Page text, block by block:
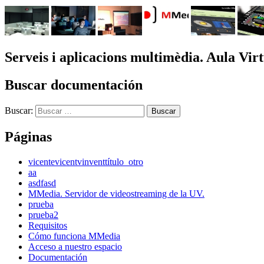
Serveis i aplicacions multimèdia. Aula
Buscar documentación
Buscar:
Páginas
vicentevicentvinventtítulo_otro
aa
asdfasd
MMedia. Servidor de videostreaming de la UV.
prueba
prueba2
Requisitos
Cómo funciona MMedia
Acceso a nuestro espacio
Documentación